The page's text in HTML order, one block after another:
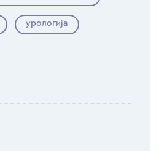
урологија